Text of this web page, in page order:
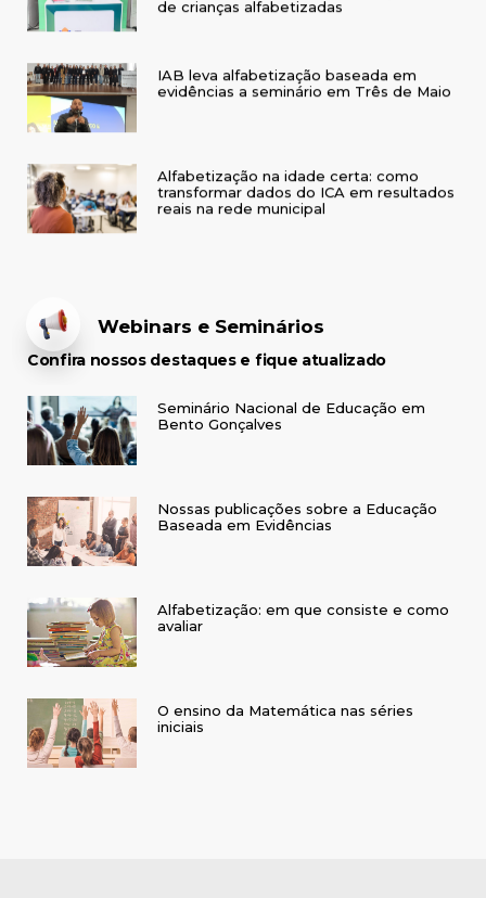
de crianças alfabetizadas
IAB leva alfabetização baseada em
evidências a seminário em Três de Maio
Alfabetização na idade certa: como
transformar dados do ICA em resultados
reais na rede municipal
Webinars e Seminários
Confira nossos destaques e fique atualizado
Seminário Nacional de Educação em
Bento Gonçalves
Nossas publicações sobre a Educação
Baseada em Evidências
Alfabetização: em que consiste e como
avaliar
O ensino da Matemática nas séries
iniciais